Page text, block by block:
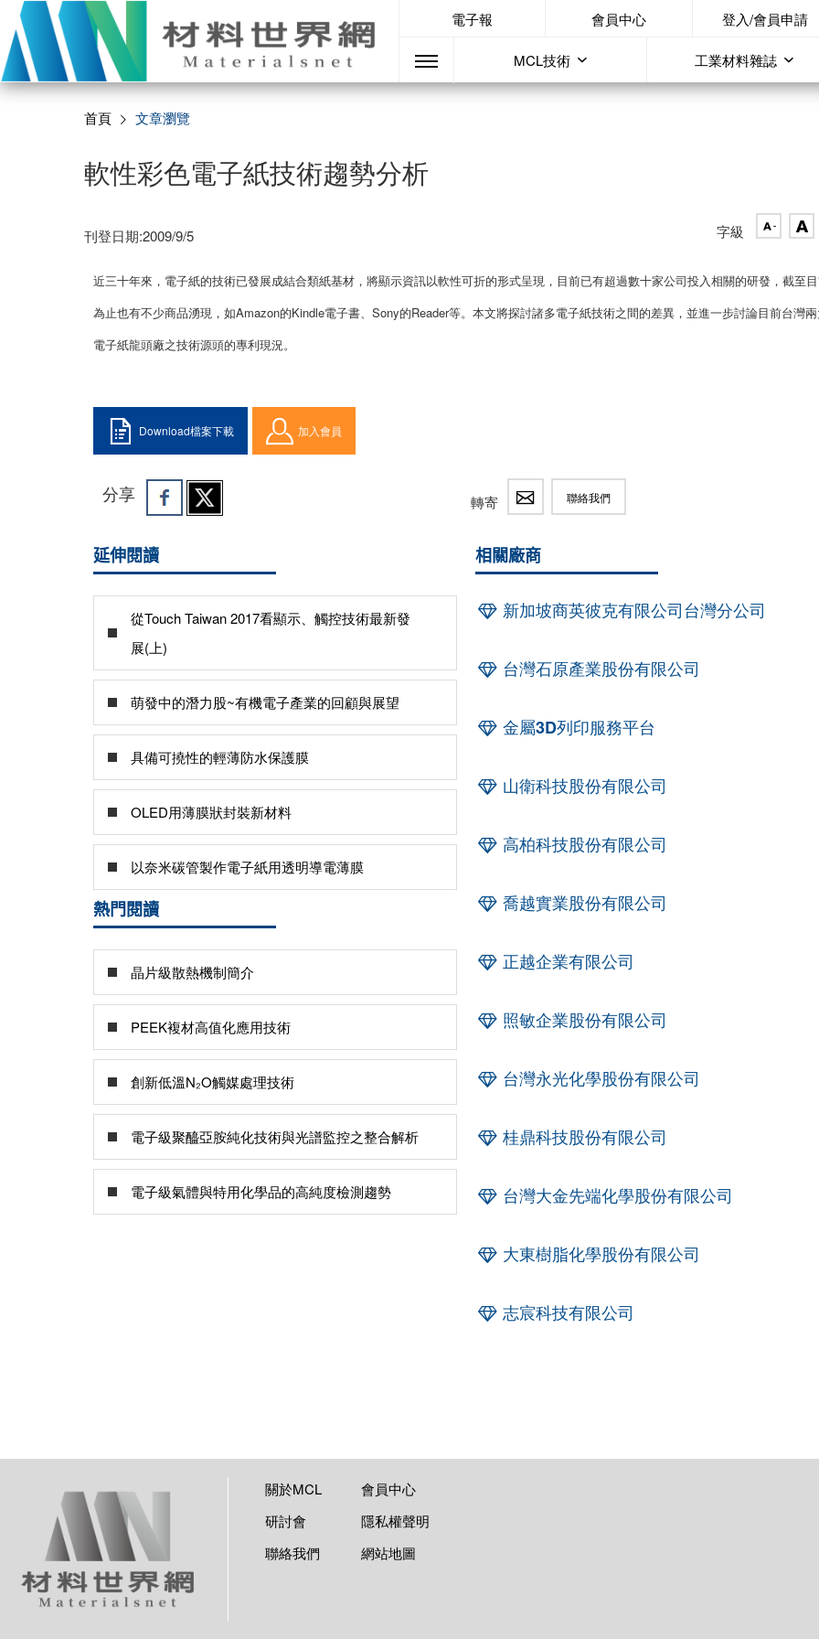
電子報 會員中心 登入/會員申請
MCL技術 工業材料雜誌
首頁 文章瀏覽
軟性彩色電子紙技術趨勢分析
刊登日期:2009/9/5 字級
近三十年來，電子紙的技術已發展成結合類紙基材，將顯示資訊以軟性可折的形式呈現，目前已有超過數十家公司投入相關的研發，截至
為止也有不少商品湧現，如Amazon的Kindle電子書、Sony的Reader等。本文將探討諸多電子紙技術之間的差異，並進一步討論目前台灣
電子紙龍頭廠之技術源頭的專利現況。
Download檔案下載 加入會員
分享 轉寄 聯絡我們
延伸閱讀
從Touch Taiwan 2017看顯示、觸控技術最新發
展(上)
萌發中的潛力股~有機電子產業的回顧與展望
具備可撓性的輕薄防水保護膜
OLED用薄膜狀封裝新材料
以奈米碳管製作電子紙用透明導電薄膜
熱門閱讀
晶片級散熱機制簡介
PEEK複材高值化應用技術
創新低溫N₂O觸媒處理技術
電子級聚醯亞胺純化技術與光譜監控之整合解析
電子級氣體與特用化學品的高純度檢測趨勢
相關廠商
新加坡商英彼克有限公司台灣分公司
台灣石原產業股份有限公司
金屬3D列印服務平台
山衛科技股份有限公司
高柏科技股份有限公司
喬越實業股份有限公司
正越企業有限公司
照敏企業股份有限公司
台灣永光化學股份有限公司
桂鼎科技股份有限公司
台灣大金先端化學股份有限公司
大東樹脂化學股份有限公司
志宸科技有限公司
關於MCL
會員中心
研討會
隱私權聲明
聯絡我們
網站地圖